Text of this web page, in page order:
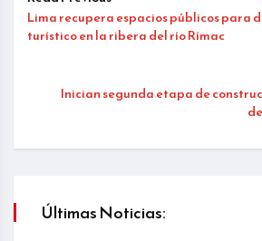
Lima recupera espacios públicos para
turístico en la ribera del río Rímac
Inician segunda etapa de
Últimas Noticias: